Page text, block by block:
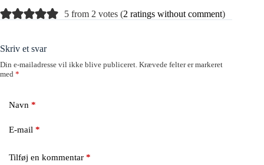
5 from 2 votes (2 ratings without comment)
Skriv et svar
Din e-mailadresse vil ikke blive publiceret. Krævede felter er markeret
med *
Navn *
E-mail *
Tilføj en kommentar *